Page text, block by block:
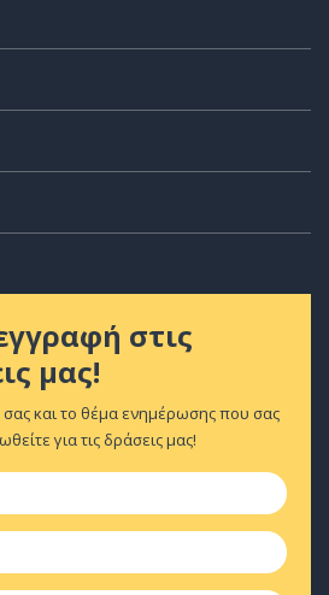
στις
μας!
και το θέμα ενημέρωσης που σας
για τις δράσεις μας!